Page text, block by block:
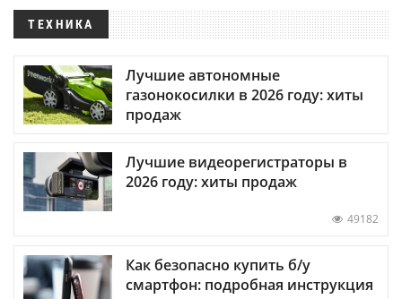
ТЕХНИКА
Лучшие автономные
газонокосилки в 2026 году: хиты
продаж
Лучшие видеорегистраторы в
2026 году: хиты продаж
49182
Как безопасно купить б/у
смартфон: подробная инструкция